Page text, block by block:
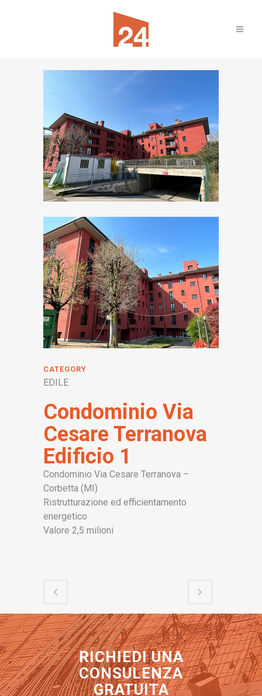
CATEGORY
EDILE
Condominio Via
Cesare Terranova
Edificio 1
Condominio Via Cesare Terranova –
Corbetta (MI)
Ristrutturazione ed efficientamento
energetico
Valore 2,5 milioni
RICHIEDI UNA
CONSULENZA
GRATUITA